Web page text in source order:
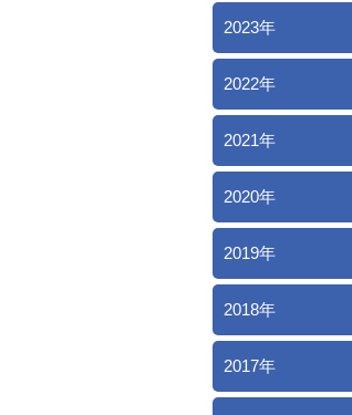
2023年
2022年
2021年
2020年
2019年
2018年
2017年